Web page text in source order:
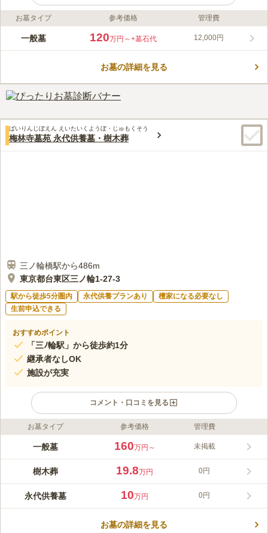
ライフドット編集部のコメント
ユニークな本堂外観を持つ、月洲寺の宗派は都内では貴重な臨済
り、お車でも訪れることができます。 駅から近く、充実した設
でも参加可能です。
口コミ評価
お墓タイプ 参考価格 管理費
一般墓 120万円～+墓石代 12,000円
お墓の詳細を見る
ばいりんじぼえん えいたいくようぼ・じゅもくそう
梅林寺墓苑 永代供養墓・樹木葬
三ノ輪橋駅から486m
東京都台東区三ノ輪1-27-3
駅から徒歩5分圏内 永代供養プランあり
檀家になる必要なし
生前申込できる
おすすめポイント
「三ﾉ輪駅」から徒歩約1分
継承者なしOK
施設が充実
コメント・口コミを見る
ライフドット編集部のコメント
梅林寺墓苑 永代供養墓・樹木葬は、台東区三ノ輪にある宗旨・
に現在地に移転し、梅林寺に改号されました。 この寺院は、最
寄り駅からのアクセスが良いうえに、霊園の周辺は梅の名所とし
でも梅の花を楽しむことができます。
受付(？)でご挨拶とお布施をお渡しする際に「線香」と「しき
お墓タイプ 参考価格 管理費
一般墓 160万円～ 未掲載
樹木葬 19.8万円 0円
永代供養墓 10万円 0円
お墓の詳細を見る